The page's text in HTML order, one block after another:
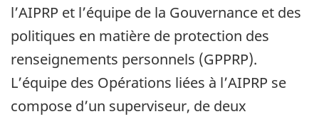
l’AIPRP et l’équipe de la Gouvernance et des
politiques en matière de protection des
renseignements personnels (GPPRP).
L’équipe des Opérations liées à l’AIPRP se
compose d’un superviseur, de deux